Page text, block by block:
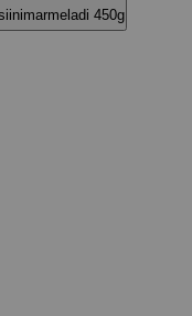
450g